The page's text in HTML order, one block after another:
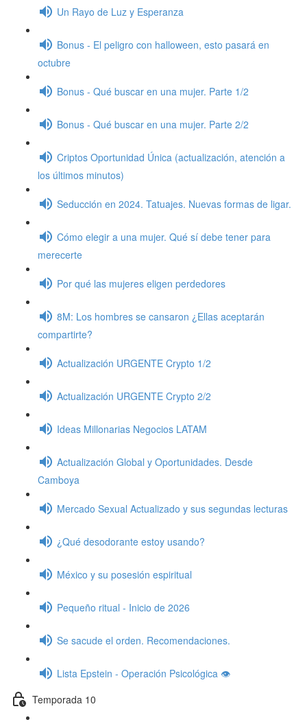
Un Rayo de Luz y Esperanza
Bonus - El peligro con halloween, esto pasará en
octubre
Bonus - Qué buscar en una mujer. Parte 1/2
Bonus - Qué buscar en una mujer. Parte 2/2
Criptos Oportunidad Única (actualización, atención a
los últimos minutos)
Seducción en 2024. Tatuajes. Nuevas formas de ligar.
Cómo elegir a una mujer. Qué sí debe tener para
merecerte
Por qué las mujeres eligen perdedores
8M: Los hombres se cansaron ¿Ellas aceptarán
compartirte?
Actualización URGENTE Crypto 1/2
Actualización URGENTE Crypto 2/2
Ideas Millonarias Negocios LATAM
Actualización Global y Oportunidades. Desde
Camboya
Mercado Sexual Actualizado y sus segundas lecturas
¿Qué desodorante estoy usando?
México y su posesión espiritual
Pequeño ritual - Inicio de 2026
Se sacude el orden. Recomendaciones.
Lista Epstein - Operación Psicológica 👁️
Temporada 10